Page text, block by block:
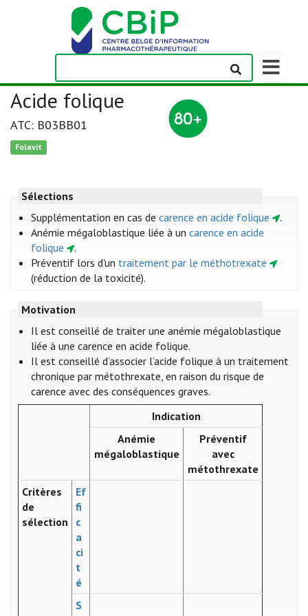
Afficher/
la
Acide folique
ATC: B03BB01
Folavit
Sélections
Supplémentation en cas decarence en acide folique
.
Anémie mégaloblastique liée à uncarence en acide
folique
.
Préventif lors d'un traitement par le méthotrexate
(réduction de la toxicité).
Motivation
Il est conseillé de traiter une anémie mégaloblastique
liée à une carence en acide folique.
Il est conseillé d’associer l’acide folique à un traitement
chronique par métothrexate, en raison du risque de
carence avec des conséquences graves.
Indication
Anémie
mégaloblastique
Préventif
avec
métothrexate
Critères
de
sélection
Ef
fi
c
a
ci
t
é
S